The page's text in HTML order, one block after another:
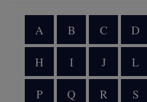
A B C D
H I J L
P Q R S